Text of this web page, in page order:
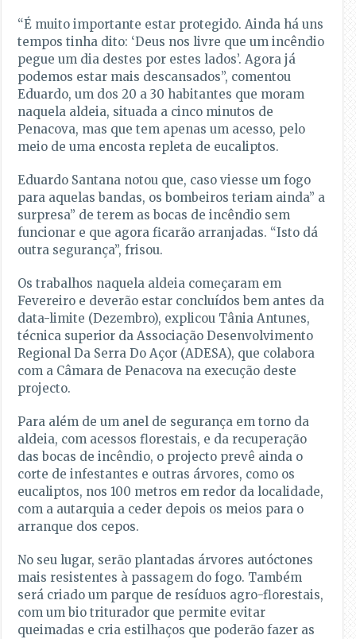
“É muito importante estar protegido. Ainda há uns
tempos tinha dito: ‘Deus nos livre que um incêndio
pegue um dia destes por estes lados’. Agora já
podemos estar mais descansados”, comentou
Eduardo, um dos 20 a 30 habitantes que moram
naquela aldeia, situada a cinco minutos de
Penacova, mas que tem apenas um acesso, pelo
meio de uma encosta repleta de eucaliptos.
Eduardo Santana notou que, caso viesse um fogo
para aquelas bandas, os bombeiros teriam ainda” a
surpresa” de terem as bocas de incêndio sem
funcionar e que agora ficarão arranjadas. “Isto dá
outra segurança”, frisou.
Os trabalhos naquela aldeia começaram em
Fevereiro e deverão estar concluídos bem antes da
data-limite (Dezembro), explicou Tânia Antunes,
técnica superior da Associação Desenvolvimento
Regional Da Serra Do Açor (ADESA), que colabora
com a Câmara de Penacova na execução deste
projecto.
Para além de um anel de segurança em torno da
aldeia, com acessos florestais, e da recuperação
das bocas de incêndio, o projecto prevê ainda o
corte de infestantes e outras árvores, como os
eucaliptos, nos 100 metros em redor da localidade,
com a autarquia a ceder depois os meios para o
arranque dos cepos.
No seu lugar, serão plantadas árvores autóctones
mais resistentes à passagem do fogo. Também
será criado um parque de resíduos agro-florestais,
com um bio triturador que permite evitar
queimadas e cria estilhaços que poderão fazer as